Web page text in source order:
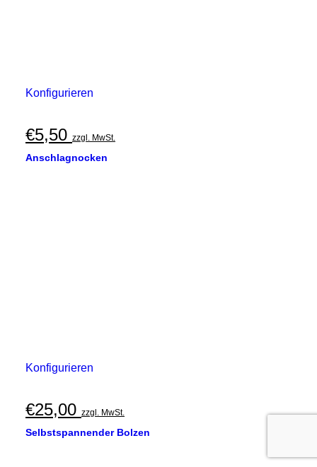
Konfigurieren
€5,50 zzgl. MwSt.
Anschlagnocken
Konfigurieren
€25,00 zzgl. MwSt.
Selbstspannender Bolzen